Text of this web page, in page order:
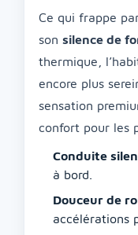
Ce qui frappe
son silence de
thermique,
encore plus
sensation
confort pour les
Conduite
à bord.
Douceur de
accélérations